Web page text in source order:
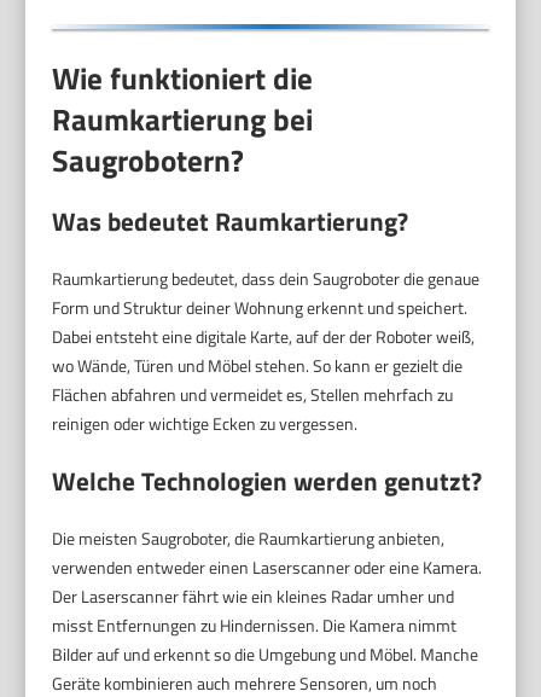
Wie funktioniert die
Raumkartierung bei
Saugrobotern?
Was bedeutet Raumkartierung?
Raumkartierung bedeutet, dass dein Saugroboter die genaue
Form und Struktur deiner Wohnung erkennt und speichert.
Dabei entsteht eine digitale Karte, auf der der Roboter weiß,
wo Wände, Türen und Möbel stehen. So kann er gezielt die
Flächen abfahren und vermeidet es, Stellen mehrfach zu
reinigen oder wichtige Ecken zu vergessen.
Welche Technologien werden genutzt?
Die meisten Saugroboter, die Raumkartierung anbieten,
verwenden entweder einen Laserscanner oder eine Kamera.
Der Laserscanner fährt wie ein kleines Radar umher und
misst Entfernungen zu Hindernissen. Die Kamera nimmt
Bilder auf und erkennt so die Umgebung und Möbel. Manche
Geräte kombinieren auch mehrere Sensoren, um noch